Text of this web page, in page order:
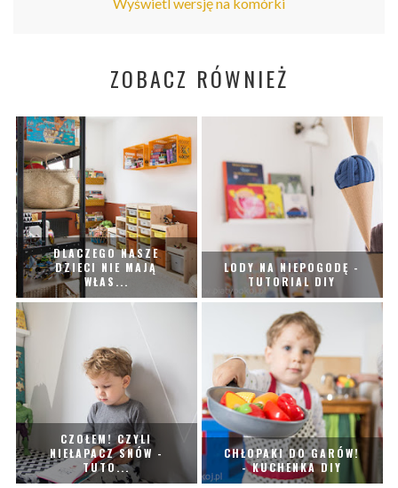
ZOBACZ RÓWNIEŻ
DLACZEGO NASZE
DZIECI NIE MAJĄ
WŁAS...
LODY NA NIEPOGODĘ -
TUTORIAL DIY
CZOŁEM! CZYLI
NIEŁAPACZ SNÓW -
TUTO...
CHŁOPAKI DO GARÓW!
- KUCHENKA DIY